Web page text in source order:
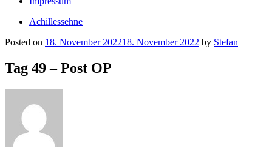
Achillessehne
Posted on 18. November 202218. November 2022 by Stefan
Tag 49 – Post OP